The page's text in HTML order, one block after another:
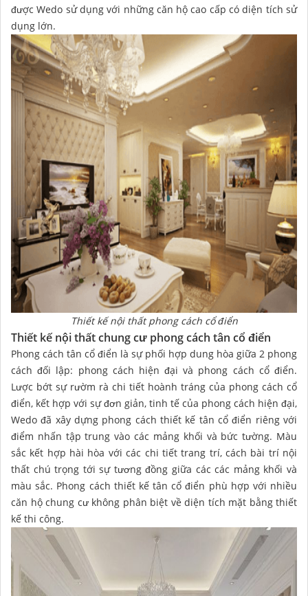
được Wedo sử dụng với những căn hộ cao cấp có diện tích sử
dụng lớn.
Thiết kế nội thất phong cách cổ điển
Thiết kế nội thất chung cư phong cách tân cổ điển
Phong cách tân cổ điển là sự phối hợp dung hòa giữa 2 phong
cách đối lập: phong cách hiện đại và phong cách cổ điển.
Lược bớt sự rườm rà chi tiết hoành tráng của phong cách cổ
điển, kết hợp với sự đơn giản, tinh tế của phong cách hiện đại,
Wedo đã xây dựng phong cách thiết kế tân cổ điển riêng với
điểm nhấn tập trung vào các mảng khối và bức tường. Màu
sắc kết hợp hài hòa với các chi tiết trang trí, cách bài trí nội
thất chú trọng tới sự tương đồng giữa các các mảng khối và
màu sắc. Phong cách thiết kế tân cổ điển phù hợp với nhiều
căn hộ chung cư không phân biệt về diện tích mặt bằng thiết
kế thi công.